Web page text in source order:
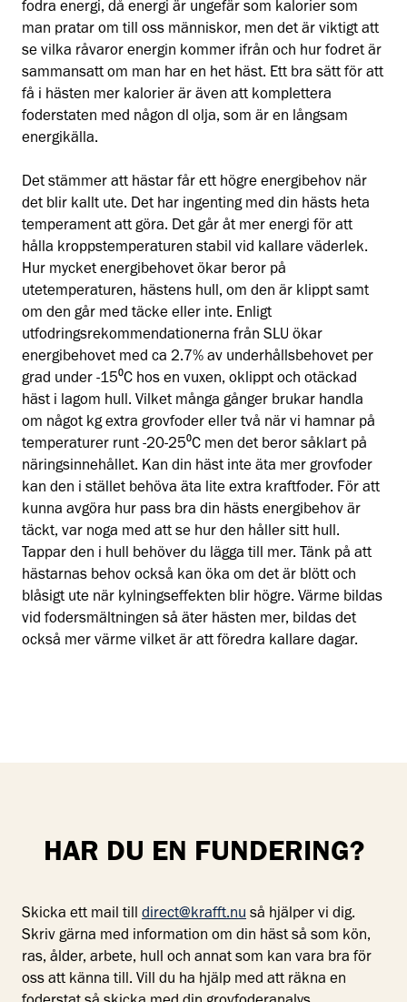
fodra energi, då energi är ungefär som kalorier som
man pratar om till oss människor, men det är viktigt att
se vilka råvaror energin kommer ifrån och hur fodret är
sammansatt om man har en het häst. Ett bra sätt för att
få i hästen mer kalorier är även att komplettera
foderstaten med någon dl olja, som är en långsam
energikälla.
Det stämmer att hästar får ett högre energibehov när
det blir kallt ute. Det har ingenting med din hästs heta
temperament att göra. Det går åt mer energi för att
hålla kroppstemperaturen stabil vid kallare väderlek.
Hur mycket energibehovet ökar beror på
utetemperaturen, hästens hull, om den är klippt samt
om den går med täcke eller inte. Enligt
utfodringsrekommendationerna från SLU ökar
energibehovet med ca 2.7% av underhållsbehovet per
grad under -15⁰C hos en vuxen, oklippt och otäckad
häst i lagom hull. Vilket många gånger brukar handla
om något kg extra grovfoder eller två när vi hamnar på
temperaturer runt -20-25⁰C men det beror såklart på
näringsinnehållet. Kan din häst inte äta mer grovfoder
kan den i stället behöva äta lite extra kraftfoder. För att
kunna avgöra hur pass bra din hästs energibehov är
täckt, var noga med att se hur den håller sitt hull.
Tappar den i hull behöver du lägga till mer. Tänk på att
hästarnas behov också kan öka om det är blött och
blåsigt ute när kylningseffekten blir högre. Värme bildas
vid fodersmältningen så äter hästen mer, bildas det
också mer värme vilket är att föredra kallare dagar.
HAR DU EN FUNDERING?
Skicka ett mail till direct@krafft.nu så hjälper vi dig.
Skriv gärna med information om din häst så som kön,
ras, ålder, arbete, hull och annat som kan vara bra för
oss att känna till. Vill du ha hjälp med att räkna en